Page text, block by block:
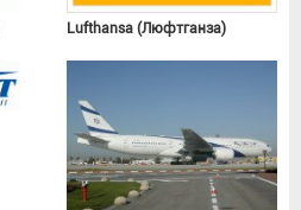
Lufthansa (Люфтганза)